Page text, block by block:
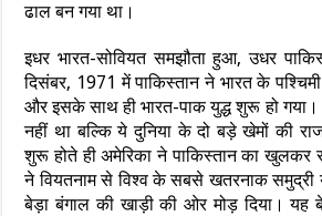
ढाल बन गया था।
इधर भारत-सोवियत समझौता हुआ, उधर
दिसंबर, 1971 में पाकिस्तान ने भारत के पश्चिमी
और इसके साथ ही भारत-पाक युद्ध शुरू हो गया।
नहीं था बल्कि ये दुनिया के दो बड़े खेमों की
शुरू होते ही अमेरिका ने पाकिस्तान का खुलकर
ने वियतनाम से विश्व के सबसे खतरनाक समुद्री
बेड़ा बंगाल की खाड़ी की ओर मोड़ दिया। यह